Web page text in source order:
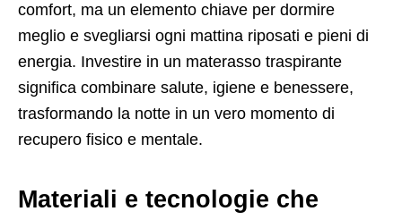
comfort, ma un elemento chiave per dormire
meglio e svegliarsi ogni mattina riposati e pieni di
energia. Investire in un materasso traspirante
significa combinare salute, igiene e benessere,
trasformando la notte in un vero momento di
recupero fisico e mentale.
Materiali e tecnologie che